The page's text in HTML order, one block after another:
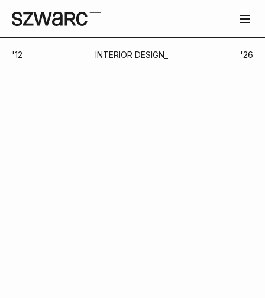
'12 INTERIOR DESIGN_ '26